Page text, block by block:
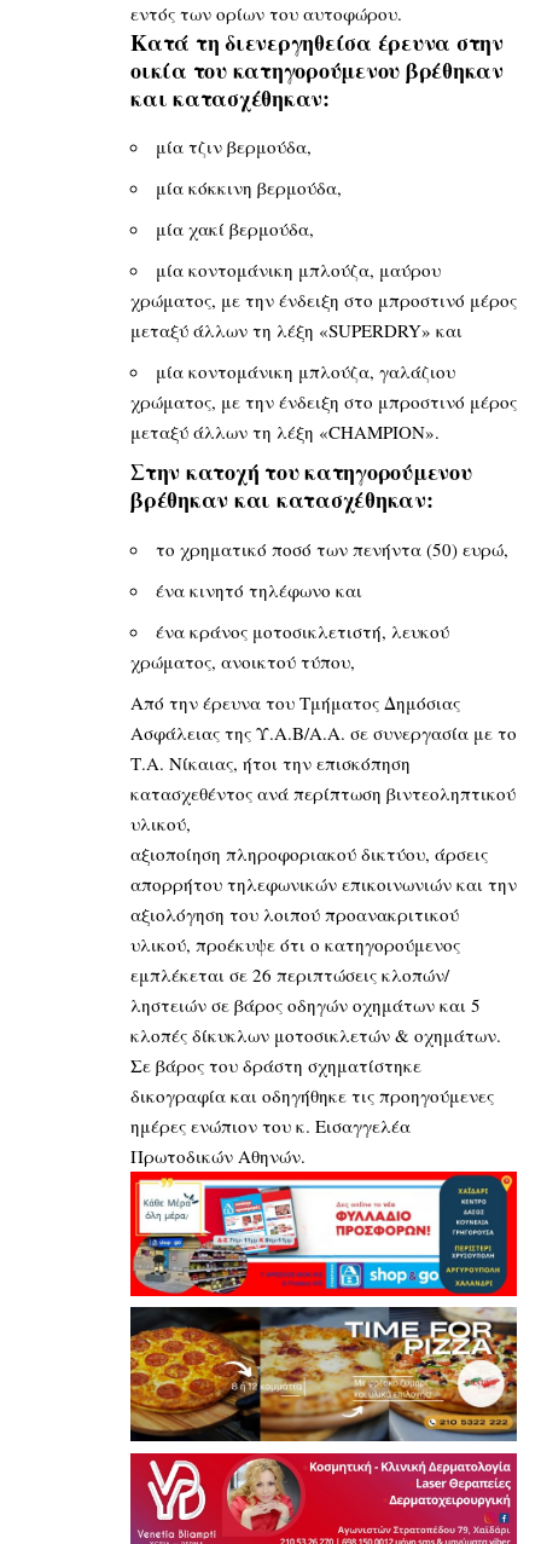
εντός των ορίων του αυτοφώρου.
Κατά τη διενεργηθείσα έρευνα στην
οικία του κατηγορούμενου βρέθηκαν
και κατασχέθηκαν:
μία τζιν βερμούδα,
μία κόκκινη βερμούδα,
μία χακί βερμούδα,
μία κοντομάνικη μπλούζα, μαύρου
χρώματος, με την ένδειξη στο μπροστινό μέρος
μεταξύ άλλων τη λέξη «SUPERDRY» και
μία κοντομάνικη μπλούζα, γαλάζιου
χρώματος, με την ένδειξη στο μπροστινό μέρος
μεταξύ άλλων τη λέξη «CHAMPION».
Στην κατοχή του κατηγορούμενου
βρέθηκαν και κατασχέθηκαν:
το χρηματικό ποσό των πενήντα (50) ευρώ,
ένα κινητό τηλέφωνο και
ένα κράνος μοτοσικλετιστή, λευκού
χρώματος, ανοικτού τύπου,
Από την έρευνα του Τμήματος Δημόσιας
Ασφάλειας της Υ.Α.Β/Α.Α. σε συνεργασία με το
Τ.Α. Νίκαιας, ήτοι την επισκόπηση
κατασχεθέντος ανά περίπτωση βιντεοληπτικού
υλικού,
αξιοποίηση πληροφοριακού δικτύου, άρσεις
απορρήτου τηλεφωνικών επικοινωνιών και την
αξιολόγηση του λοιπού προανακριτικού
υλικού, προέκυψε ότι ο κατηγορούμενος
εμπλέκεται σε 26 περιπτώσεις κλοπών/
ληστειών σε βάρος οδηγών οχημάτων και 5
κλοπές δίκυκλων μοτοσικλετών & οχημάτων.
Σε βάρος του δράστη σχηματίστηκε
δικογραφία και οδηγήθηκε τις προηγούμενες
ημέρες ενώπιον του κ. Εισαγγελέα
Πρωτοδικών Αθηνών.